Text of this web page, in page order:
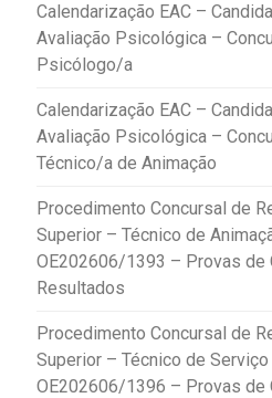
Calendarização EAC –
Avaliação Psicológica –
Psicólogo/a
Calendarização EAC –
Avaliação Psicológica –
Técnico/a de Animação
Procedimento Concursal de
Superior – Técnico de
OE202606/1393 – Provas de
Resultados
Procedimento Concursal de
Superior – Técnico de
OE202606/1396 – Provas de